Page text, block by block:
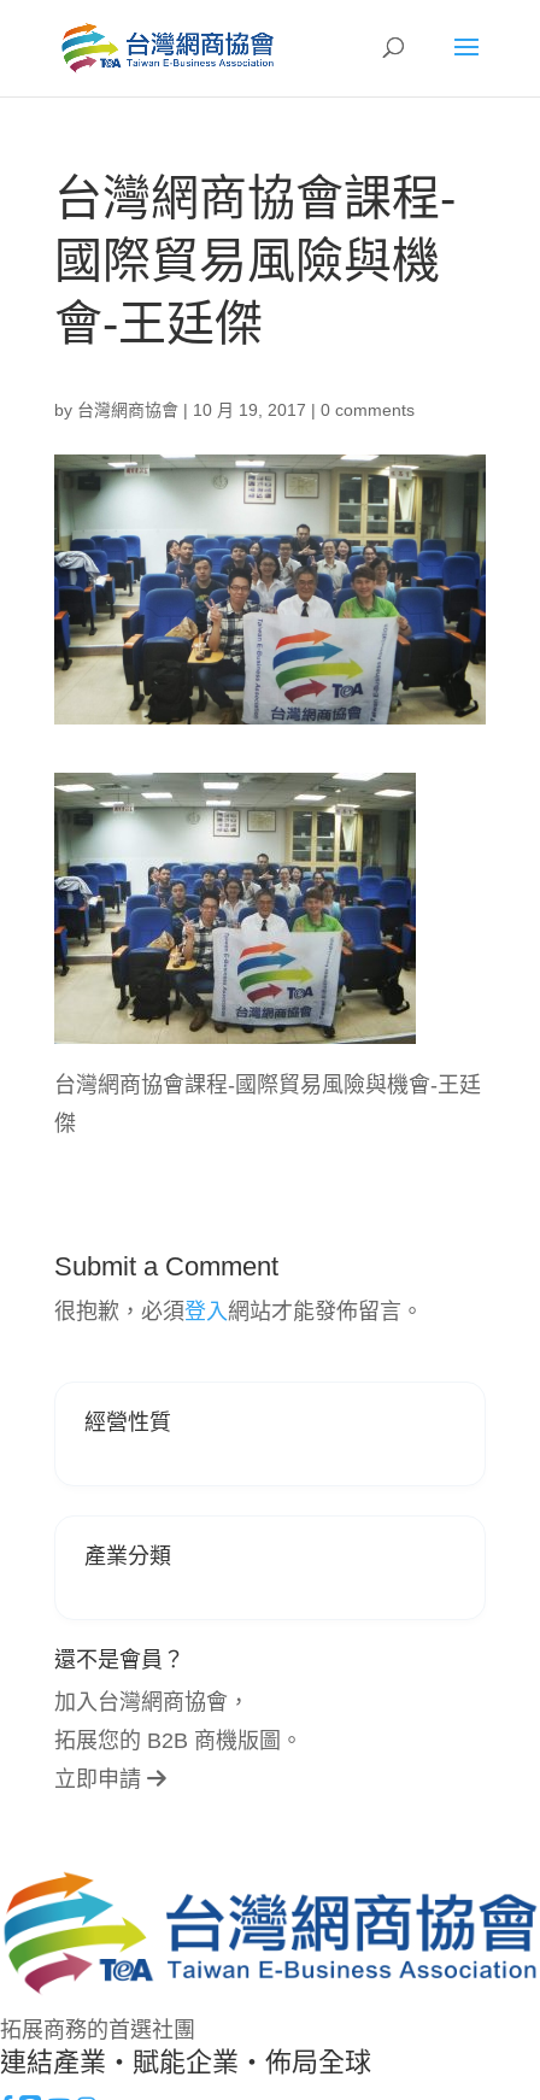
台灣網商協會課程-
國際貿易風險與機
會-王廷傑
by 台灣網商協會| 10 月 19, 2017 | 0 comments
台灣網商協會課程-國際貿易風險與機會-王廷
傑
Submit a Comment
很抱歉，必須登入 網站才能發佈留言。
經營性質
產業分類
還不是會員？
加入台灣網商協會，
拓展您的 B2B 商機版圖。
立即申請
拓展商務的首選社團
連結產業・賦能企業・佈局全球